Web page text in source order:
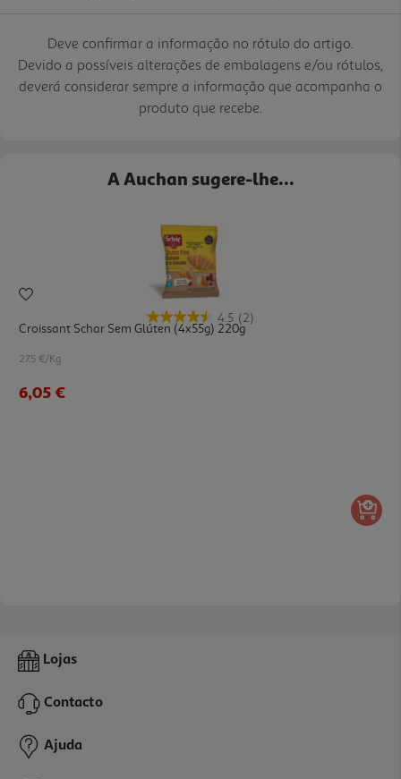
Deve confirmar a informação no rótulo do artigo.
Devido a possíveis alterações de embalagens e/ou rótulos,
deverá considerar sempre a informação que acompanha o
produto que recebe.
A Auchan sugere-lhe...
4.5 (2)
Croissant Schar Sem Glúten (4x55g) 220g
27.5 €/Kg
6,05 €
Lojas
Contacto
Ajuda